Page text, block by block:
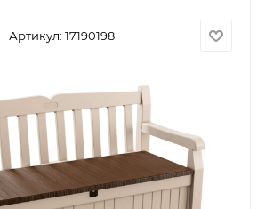
Артикул: 17190198